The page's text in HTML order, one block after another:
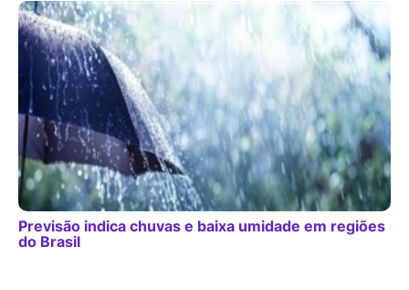
Previsão indica chuvas e baixa umidade em regiões
do Brasil